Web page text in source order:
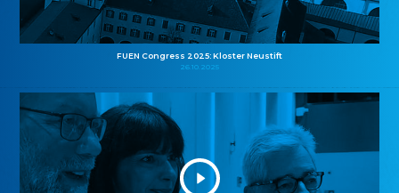
FUEN Congress 2025: Kloster Neustift
26.10.2025